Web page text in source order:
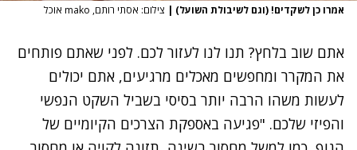
אמרו כן לשקדים! (וגם לשיבולת השועל) | צילום: אסתי רותם, mako אוכל
אתם שוב בלחץ? תנו לנו לעזור לכם. לפני שאתם פותחים
את המקרר ומחפשים מאכלים מרגיעים, אתם יכולים
לעשות משהו הרבה יותר בסיסי בשביל השקט הנפשי
והפיזי שלכם. "פגיעה באספקת הצרכים הקיומיים של